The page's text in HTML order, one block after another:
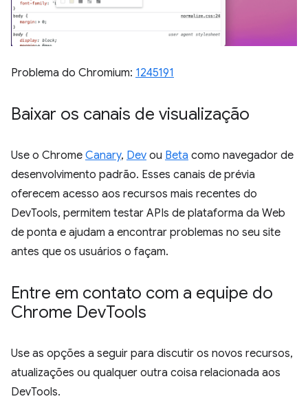
Problema do Chromium: 1245191
Baixar os canais de visualização
Use o Chrome Canary, Dev ou Beta como navegador de
desenvolvimento padrão. Esses canais de prévia
oferecem acesso aos recursos mais recentes do
DevTools, permitem testar APIs de plataforma da Web
de ponta e ajudam a encontrar problemas no seu site
antes que os usuários o façam.
Entre em contato com a equipe do
Chrome DevTools
Use as opções a seguir para discutir os novos recursos,
atualizações ou qualquer outra coisa relacionada aos
DevTools.